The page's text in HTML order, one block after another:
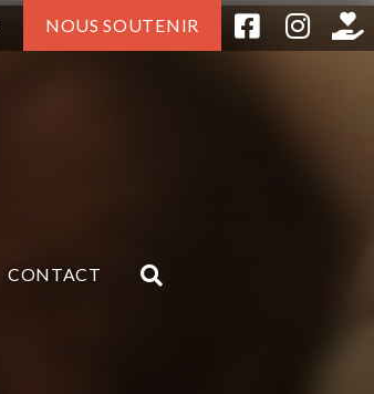
NOUS SOUTENIR
CONTACT